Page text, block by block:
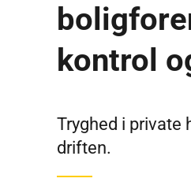
kontrol
Tryghed i private
driften.